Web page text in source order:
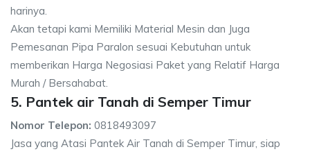
harinya.
Akan tetapi kami Memiliki Material Mesin dan Juga
Pemesanan Pipa Paralon sesuai Kebutuhan untuk
memberikan Harga Negosiasi Paket yang Relatif Harga
Murah / Bersahabat.
5. Pantek air Tanah di Semper Timur
Nomor Telepon: 0818493097
Jasa yang Atasi Pantek Air Tanah di Semper Timur, siap